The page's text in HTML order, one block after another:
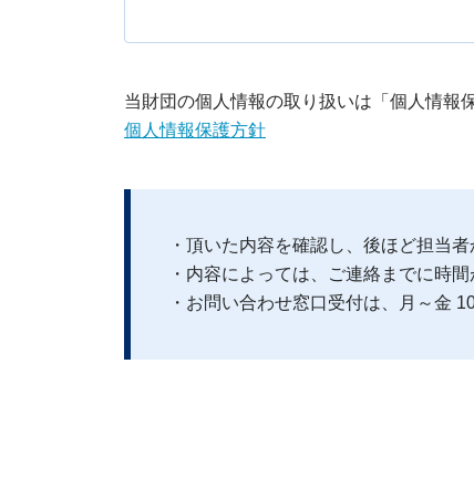
当財団の個人情報の取り扱いは「個人情報
個人情報保護方針
・頂いた内容を確認し、後ほど担当
・内容によっては、ご連絡までに時
・お問い合わせ窓口受付は、月～金